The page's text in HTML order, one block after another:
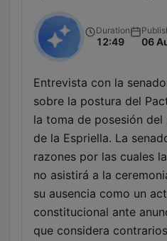
Duration
12:49 06
Entrevista con la
sobre la postura del
la toma de posesión
de la Espriella. La
razones por las cuales
no asistirá a la
su ausencia como un
constitucional ante
que considera